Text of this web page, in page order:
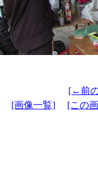
[←前
[画像一覧] [この